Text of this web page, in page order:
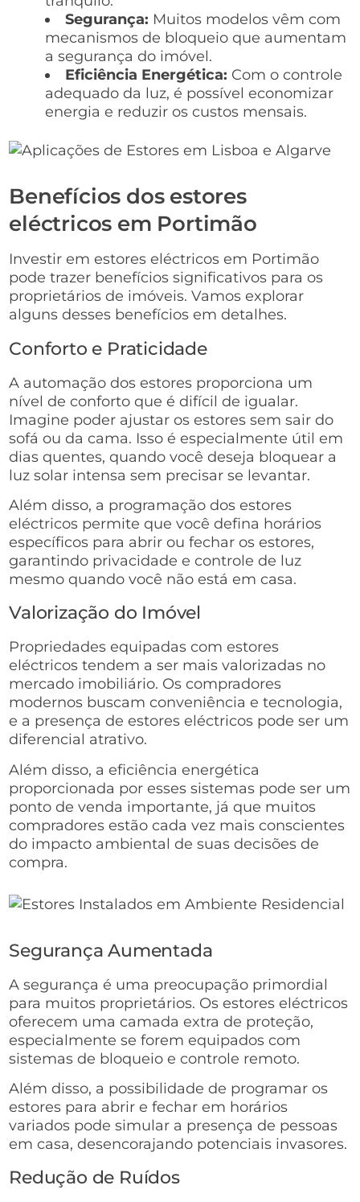
Segurança: Muitos modelos vêm com
mecanismos de bloqueio que aumentam
a segurança do imóvel.
Eficiência Energética: Com o controle
adequado da luz, é possível economizar
energia e reduzir os custos mensais.
Benefícios dos estores
eléctricos em Portimão
Investir em estores eléctricos em Portimão
pode trazer benefícios significativos para os
proprietários de imóveis. Vamos explorar
alguns desses benefícios em detalhes.
Conforto e Praticidade
A automação dos estores proporciona um
nível de conforto que é difícil de igualar.
Imagine poder ajustar os estores sem sair do
sofá ou da cama. Isso é especialmente útil em
dias quentes, quando você deseja bloquear a
luz solar intensa sem precisar se levantar.
Além disso, a programação dos estores
eléctricos permite que você defina horários
específicos para abrir ou fechar os estores,
garantindo privacidade e controle de luz
mesmo quando você não está em casa.
Valorização do Imóvel
Propriedades equipadas com estores
eléctricos tendem a ser mais valorizadas no
mercado imobiliário. Os compradores
modernos buscam conveniência e tecnologia,
e a presença de estores eléctricos pode ser um
diferencial atrativo.
Além disso, a eficiência energética
proporcionada por esses sistemas pode ser um
ponto de venda importante, já que muitos
compradores estão cada vez mais conscientes
do impacto ambiental de suas decisões de
compra.
Segurança Aumentada
A segurança é uma preocupação primordial
para muitos proprietários. Os estores eléctricos
oferecem uma camada extra de proteção,
especialmente se forem equipados com
sistemas de bloqueio e controle remoto.
Além disso, a possibilidade de programar os
estores para abrir e fechar em horários
variados pode simular a presença de pessoas
em casa, desencorajando potenciais invasores.
Redução de Ruídos